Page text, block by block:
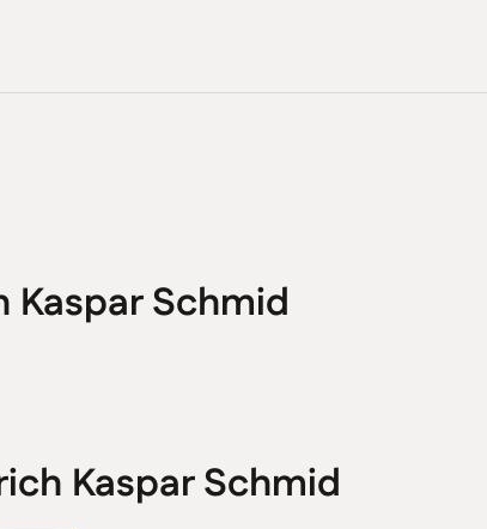
Kaspar Schmid
Kaspar Schmid